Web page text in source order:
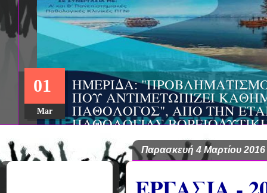
ΣΥΝΕΔΡΙΟ: «ΚΟΙΝΩΝΙΚΕΣ
ΦΡΟΝΤΙΔΑΣ», ΑΠΟ ΤΗΝ
ΨΥΧΙΑΤΡΙΚΗΣ Π.
EΥΡΩΠΑΪΚΟ ΔΙΚΤΥΟ
ΑSKLEPIOS
22
Aug
Παρασκευή 4 Μαρτίου 2016